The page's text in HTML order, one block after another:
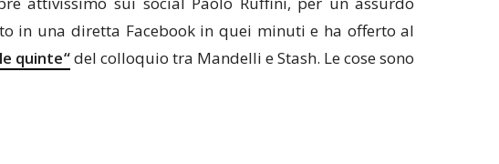
in una diretta Facebook in quei minuti e ha offerto al
quinte“del colloquio tra Mandelli e Stash. Le cose sono